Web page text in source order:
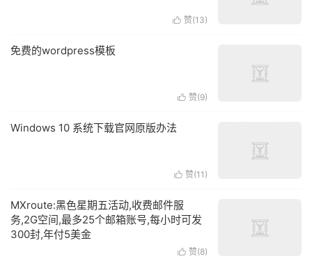
 赞(13)
免费的wordpress模板
 赞(9)
Windows 10 系统下载官网原版办法
 赞(11 )
MXroute:黑色星期五活动,收费邮件服
务,2G空间,最多25个邮箱账号,每小时可发
300封,年付5美金
 赞(8)